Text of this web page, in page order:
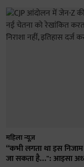
महिला न्यूज़
“कभी लगता था इस
जा सकता है…": आइसा